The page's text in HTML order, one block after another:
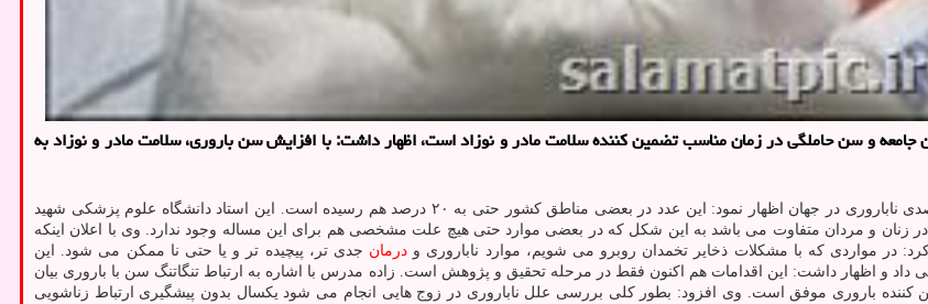
و سن حاملگی در زمان مناسب تضمین کننده سلامت مادر و نوزاد است، اظهار داشت: با افزایش سن باروری، سلامت مادر و نوزاد به
به نقل از مهر، شهرزاد زاده مدرس، با اشاره به شیوع ۱۵ درصدی ناباروری در جهان اظهار نمود: این عدد در بعضی مناطق کشور حتی به ۲۰ درصد هم رسیده است. این استاد دانشگاه علوم پزشکی شهید
زنان و مردان متفاوت می باشد به این شکل که در بعضی موارد حتی هیچ علت مشخصی هم برای این مساله وجود ندارد. وی با اعلان اینکه
در مواردی که با مشکلات ذخایر تخمدان روبرو می شویم، موارد ناباروری و درمان جدی تر، پیچیده تر و یا حتی نا ممکن می شود. این
داد و اظهار داشت: این اقدامات هم اکنون فقط در مرحله تحقیق و پژوهش است. زاده مدرس با اشاره به ارتباط تنگاتنگ سن با باروری بیان
باروری موفق است. وی افزود: بطور کلی بررسی علل ناباروری در زوج هایی انجام می شود یکسال بدون پیشگیری ارتباط زناشویی